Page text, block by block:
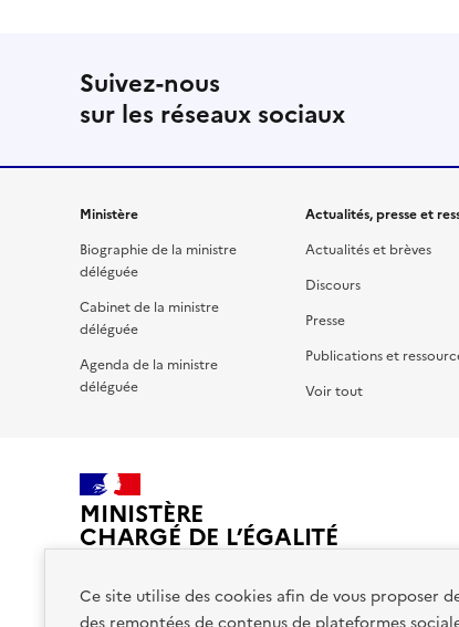
Ce site utilise des cookies afin de vous proposer
Suivez-nous
sur les réseaux sociaux
Ministère
Biographie de la ministre
déléguée
Cabinet de la ministre
déléguée
Agenda de la ministre
déléguée
Actualités, presse et
Actualités et brèves
Discours
Presse
Publications et
Voir tout
MINISTÈRE
CHARGÉ DE L’ÉGALITÉ
ENTRE LES FEMMES
ET LES HOMMES
ET DE LA LUTTE CONTRE